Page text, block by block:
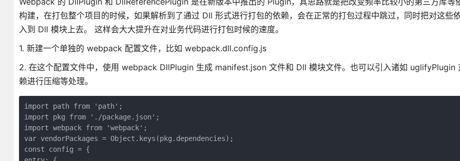
构建，在打包整个项目的时候，如果解析到了通过 Dll 形式进行打包的依赖，会在正常的打包过程中跳过，同时把对这些
入到 Dll 模块上去。 这样会大大提升在对业务代码进行打包时候的速度。
1. 新建一个单独的 webpack 配置文件，比如 webpack.dll.config.js
2. 在这个配置文件中，使用 webpack DllPlugin 生成 manifest.json 文件和 Dll 模块文件。也可以引入诸如 uglifyPlugin
赖进行压缩等处理。
import path from 'path';
import pkg from './package.json';
import webpack from 'webpack';
var vendorPackages = Object.keys(pkg.dependencies);
const config = {